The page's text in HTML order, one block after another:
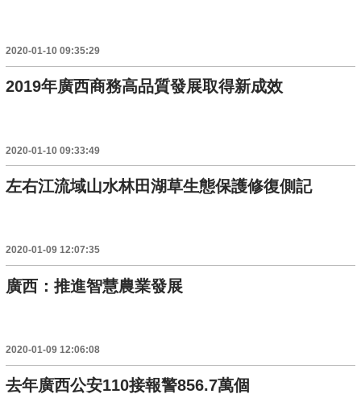
2020-01-10 09:35:29
2019年廣西商務高品質發展取得新成效
2020-01-10 09:33:49
左右江流域山水林田湖草生態保護修復側記
2020-01-09 12:07:35
廣西：推進智慧農業發展
2020-01-09 12:06:08
去年廣西公安110接報警856.7萬個